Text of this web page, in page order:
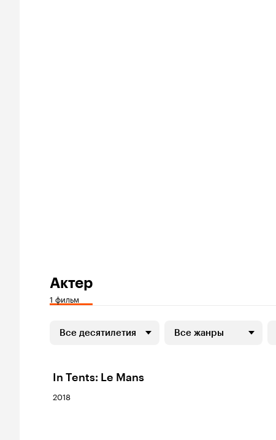
Актер
1 фильм
Все десятилетия Все жанры
In Tents: Le Mans
2018